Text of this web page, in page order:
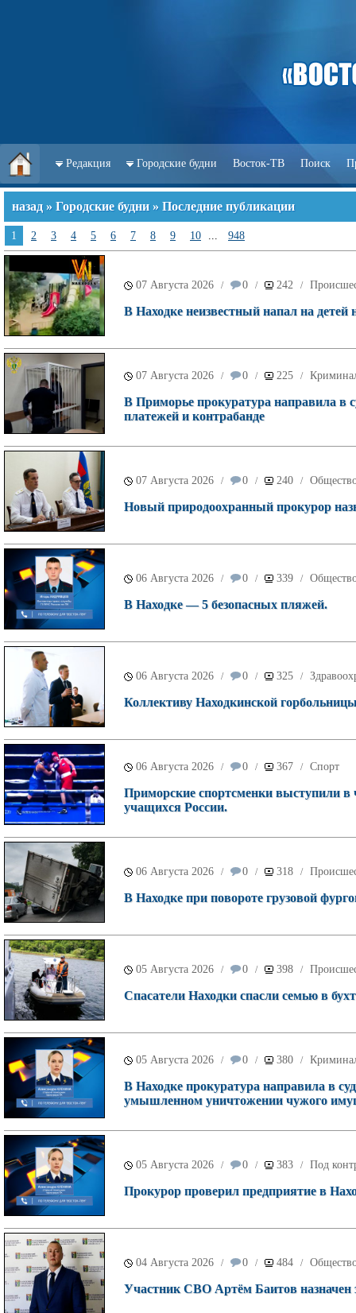
Редакция Городские будни Восток-ТВ Поиск
назад » Городские будни » Последние публикации
1 2 3 4 5 6 7 8 9 10 ... 948
07 Августа 2026 / 0 / 242 /
В Находке неизвестный напал на детей
07 Августа 2026 / 0 / 225 /
В Приморье прокуратура направила в
платежей и контрабанде
07 Августа 2026 / 0 / 240 /
Новый природоохранный прокурор
06 Августа 2026 / 0 / 339 /
В Находке — 5 безопасных пляжей.
06 Августа 2026 / 0 / 325 /
Коллективу Находкинской
06 Августа 2026 / 0 / 367 / Спорт
Приморские спортсменки выступили в
учащихся России.
06 Августа 2026 / 0 / 318 /
В Находке при повороте грузовой
05 Августа 2026 / 0 / 398 /
Спасатели Находки спасли семью в
05 Августа 2026 / 0 / 380 /
В Находке прокуратура направила в
умышленном уничтожении чужого
05 Августа 2026 / 0 / 383 / Под
Прокурор проверил предприятие в
04 Августа 2026 / 0 / 484 /
Участник СВО Артём Баитов назначен